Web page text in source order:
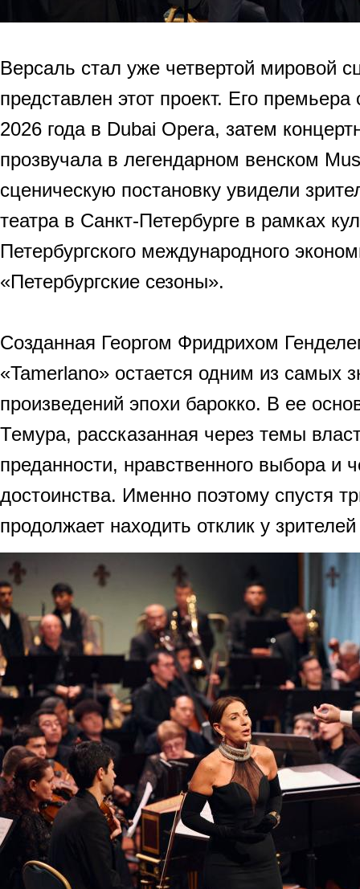
Версаль стал уже четвертой мировой
представлен этот проект. Его
2026 года в Dubai Opera, затем
прозвучала в легендарном венском
сценическую постановку увидели
театра в Санкт-Петербурге в рамках
Петербургского международного
«Петербургские сезоны».
Созданная Георгом Фридрихом
«Tamerlano» остается одним из самых
произведений эпохи барокко. В ее
Темура, рассказанная через темы
преданности, нравственного выбора и
достоинства. Именно поэтому спустя
продолжает находить отклик у